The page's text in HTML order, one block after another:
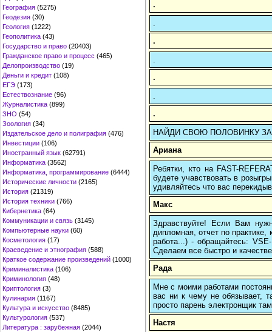
География (5275)
Геодезия (30)
Геология (1222)
Геополитика (43)
Государство и право (20403)
Гражданское право и процесс (465)
Делопроизводство (19)
Деньги и кредит (108)
ЕГЭ (173)
Естествознание (96)
Журналистика (899)
ЗНО (54)
Зоология (34)
Издательское дело и полиграфия (476)
Инвестиции (106)
Иностранный язык (62791)
Информатика (3562)
Информатика, программирование (6444)
Исторические личности (2165)
История (21319)
История техники (766)
Кибернетика (64)
Коммуникации и связь (3145)
Компьютерные науки (60)
Косметология (17)
Краеведение и этнография (588)
Краткое содержание произведений (1000)
Криминалистика (106)
Криминология (48)
Криптология (3)
Кулинария (1167)
Культура и искусство (8485)
Культурология (537)
Литература : зарубежная (2044)
.
.
.
.
НАЙДИ СВОЮ ПОЛОВИНКУ ЗА 5
Ариана
Ребятки, кто на FAST-
будете учавствовать в
удивляйтесь что вас
Макс
Здравствуйте! Если Вам
дипломная, отчет по
работа...) - обращайтесь:
Сделаем все быстро и
Рада
Мне с моими работами
вас ни к чему не обязывает,
просто парень электронщик
Настя